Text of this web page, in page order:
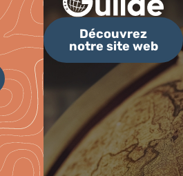
Découvrez
notre site web